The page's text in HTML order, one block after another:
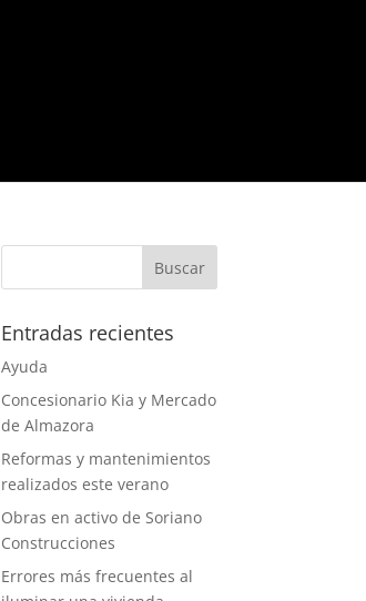
Entradas recientes
Ayuda
Concesionario Kia y Mercado
de Almazora
Reformas y mantenimientos
realizados este verano
Obras en activo de Soriano
Construcciones
Errores más frecuentes al